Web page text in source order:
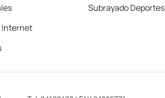
Internet
Subrayado Deportes